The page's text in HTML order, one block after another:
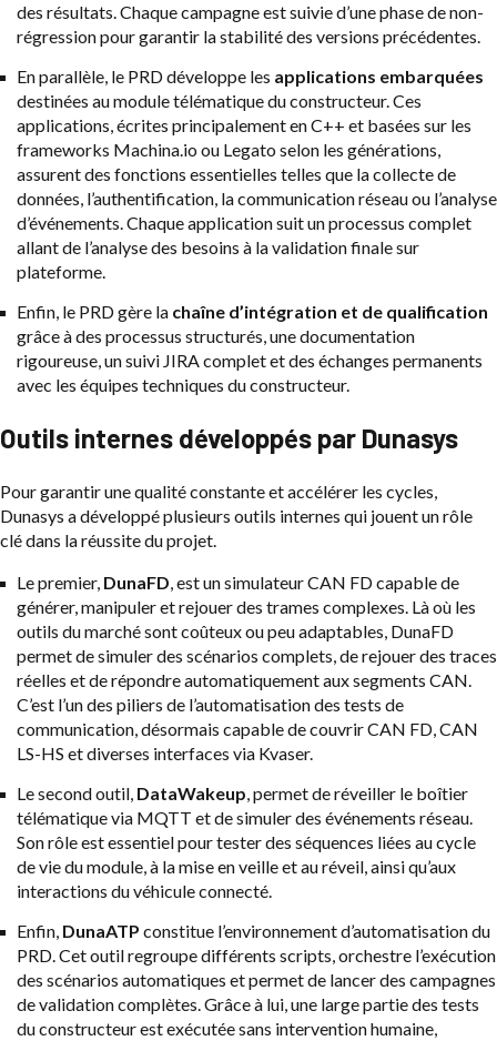
des résultats. Chaque campagne est suivie d’une phase de non-
régression pour garantir la stabilité des versions précédentes.
En parallèle, le PRD développe les applications embarquées
destinées au module télématique du constructeur. Ces
applications, écrites principalement en C++ et basées sur les
frameworks Machina.io ou Legato selon les générations,
assurent des fonctions essentielles telles que la collecte de
données, l’authentification, la communication réseau ou l’analyse
d’événements. Chaque application suit un processus complet
allant de l’analyse des besoins à la validation finale sur
plateforme.
Enfin, le PRD gère la chaîne d’intégration et de qualification
grâce à des processus structurés, une documentation
rigoureuse, un suivi JIRA complet et des échanges permanents
avec les équipes techniques du constructeur.
Outils internes développés par Dunasys
Pour garantir une qualité constante et accélérer les cycles,
Dunasys a développé plusieurs outils internes qui jouent un rôle
clé dans la réussite du projet.
Le premier, DunaFD, est un simulateur CAN FD capable de
générer, manipuler et rejouer des trames complexes. Là où les
outils du marché sont coûteux ou peu adaptables, DunaFD
permet de simuler des scénarios complets, de rejouer des traces
réelles et de répondre automatiquement aux segments CAN.
C’est l’un des piliers de l’automatisation des tests de
communication, désormais capable de couvrir CAN FD, CAN
LS-HS et diverses interfaces via Kvaser.
Le second outil, DataWakeup, permet de réveiller le boîtier
télématique via MQTT et de simuler des événements réseau.
Son rôle est essentiel pour tester des séquences liées au cycle
de vie du module, à la mise en veille et au réveil, ainsi qu’aux
interactions du véhicule connecté.
Enfin, DunaATP constitue l’environnement d’automatisation du
PRD. Cet outil regroupe différents scripts, orchestre l’exécution
des scénarios automatiques et permet de lancer des campagnes
de validation complètes. Grâce à lui, une large partie des tests
du constructeur est exécutée sans intervention humaine,